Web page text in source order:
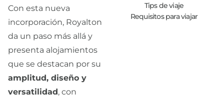
Con esta nueva
incorporación, Royalton
da un paso más allá y
presenta alojamientos
que se destacan por su
amplitud, diseño y
versatilidad , con
Tips de viaje
Requisitos para viajar